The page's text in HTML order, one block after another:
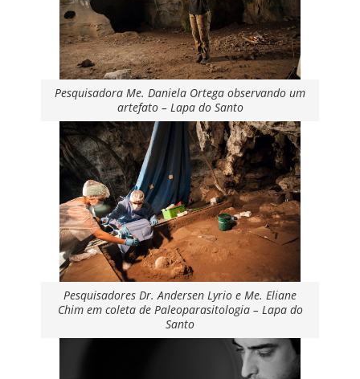
Pesquisadora Me. Daniela Ortega observando um
artefato – Lapa do Santo
Pesquisadores Dr. Andersen Lyrio e Me. Eliane
Chim em coleta de Paleoparasitologia – Lapa do
Santo